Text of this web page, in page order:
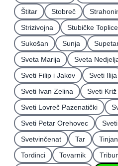
Štitar
Stobreč
Strizivojna
Stubičke Toplice
Sukošan
Sunja
Sveta Marija
Sveta
Sveti Filip i Jakov
Sveti Ilija
Sveti Ivan Zelina
Sveti
Sveti Lovreč Pazenatički
Sveti Petar Orehovec
Svetvinčenat
Tar Tinjan
Tordinci
Tovarnik